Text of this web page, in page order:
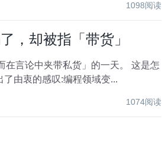
1098阅读
，却被指「带货」
在言论中夹带私货」的一天。 这是怎
由衷的感叹:编程领域变...
1074阅读